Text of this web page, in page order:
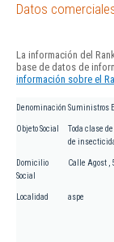
Datos
La información del
base de datos de
información sobre el
Denominación Suministros
Objeto Social
Toda clase
de
Domicilio
Social
Calle Agost ,
Localidad aspe